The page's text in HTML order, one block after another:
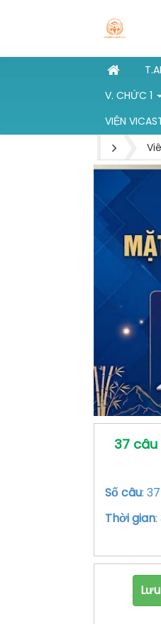
V. CHỨC 1
VIỆN
37 câu
Số câu: 37
Thời gian